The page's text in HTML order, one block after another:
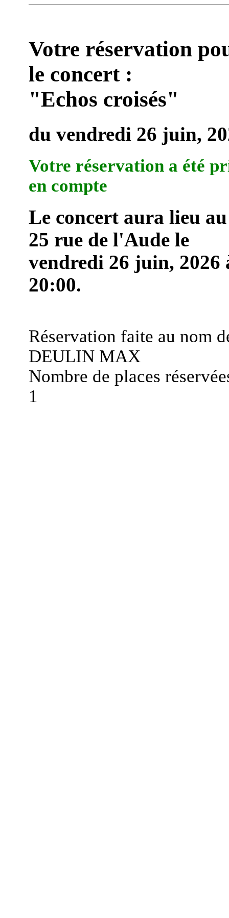
Votre réservation
le concert :
"Echos croisés"
du vendredi 26 juin,
Votre réservation a été
en compte
Le concert aura lieu au
25 rue de l'Aude le
vendredi 26 juin, 2026
20:00.
Réservation faite au nom
DEULIN MAX
Nombre de places
1